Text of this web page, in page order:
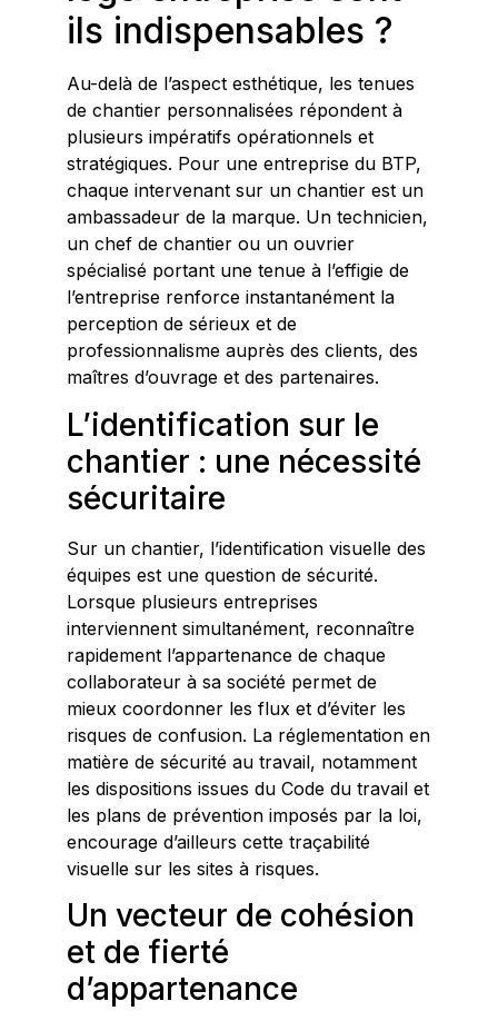
ils indispensables ?
Au-delà de l’aspect esthétique, les tenues
de chantier personnalisées répondent à
plusieurs impératifs opérationnels et
stratégiques. Pour une entreprise du BTP,
chaque intervenant sur un chantier est un
ambassadeur de la marque. Un technicien,
un chef de chantier ou un ouvrier
spécialisé portant une tenue à l’effigie de
l’entreprise renforce instantanément la
perception de sérieux et de
professionnalisme auprès des clients, des
maîtres d’ouvrage et des partenaires.
L’identification sur le
chantier : une nécessité
sécuritaire
Sur un chantier, l’identification visuelle des
équipes est une question de sécurité.
Lorsque plusieurs entreprises
interviennent simultanément, reconnaître
rapidement l’appartenance de chaque
collaborateur à sa société permet de
mieux coordonner les flux et d’éviter les
risques de confusion. La réglementation en
matière de sécurité au travail, notamment
les dispositions issues du Code du travail et
les plans de prévention imposés par la loi,
encourage d’ailleurs cette traçabilité
visuelle sur les sites à risques.
Un vecteur de cohésion
et de fierté
d’appartenance